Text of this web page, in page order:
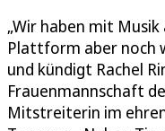
„Wir haben mit
Plattform aber noch
und kündigt Rachel
Frauenmannschaft
Mitstreiterin im